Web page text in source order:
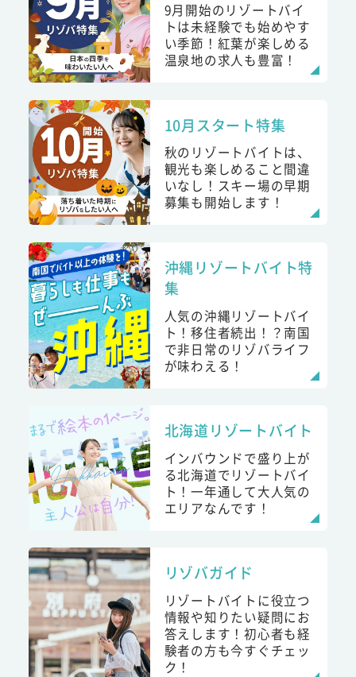
9月開始のリゾートバイ
トは未経験でも始めやす
い季節！紅葉が楽しめる
温泉地の求人も豊富！
10月スタート特集
秋のリゾートバイトは、
観光も楽しめること間違
いなし！スキー場の早期
募集も開始します！
沖縄リゾートバイト特
集
人気の沖縄リゾートバイ
ト！移住者続出！？南国
で非日常のリゾバライフ
が味わえる！
北海道リゾートバイト
インバウンドで盛り上が
る北海道でリゾートバイ
ト！一年通して大人気の
エリアなんです！
リゾバガイド
リゾートバイトに役立つ
情報や知りたい疑問にお
答えします！初心者も経
験者の方も今すぐチェッ
ク！